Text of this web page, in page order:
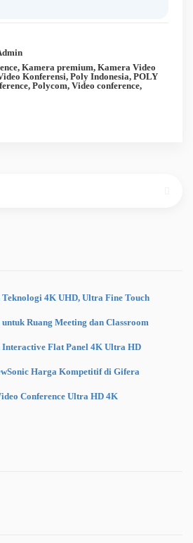
, Kamera premium, Kamera Video
Konferensi, Poly Indonesia, POLY
, Polycom, Video conference,
4K UHD, Ultra Fine Touch
Ruang Meeting dan Classroom
Flat Panel 4K Ultra HD
Harga Kompetitif di Gifera
Conference Ultra HD 4K